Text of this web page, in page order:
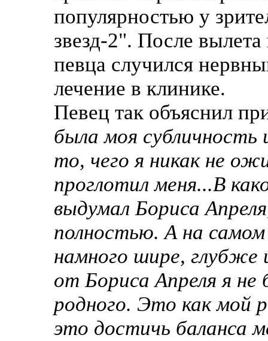
популярностью у
звезд-2". После
певца случился
лечение в клинике.
Певец так объяснил
была моя субличность
то, чего я никак не
проглотил меня...В
выдумал Бориса
полностью. А на самом
намного шире, глубже
от Бориса Апреля я не
родного. Это как мой
это достичь баланса